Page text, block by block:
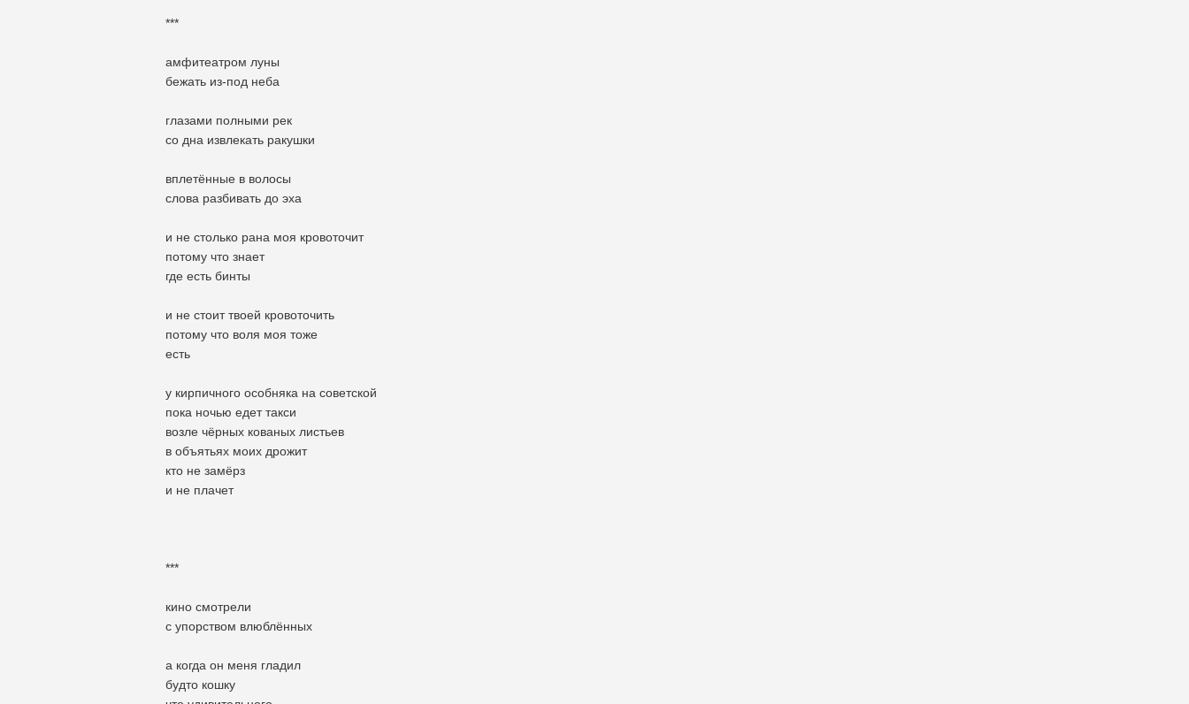
***
амфитеатром луны
бежать из-под неба
глазами полными рек
со дна извлекать ракушки
вплетённые в волосы
слова разбивать до эха
и не столько рана моя кровоточит
потому что знает
где есть бинты
и не стоит твоей кровоточить
потому что воля моя тоже
есть
у кирпичного особняка на советской
пока ночью едет такси
возле чёрных кованых листьев
в объятьях моих дрожит
кто не замёрз
и не плачет
***
кино смотрели
с упорством влюблённых
а когда он меня гладил
будто кошку